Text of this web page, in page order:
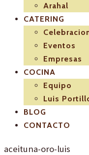
Arahal
CATERING
Eventos
Empresas
COCINA
Equipo
Luis
BLOG
CONTACTO
aceituna-oro-luis